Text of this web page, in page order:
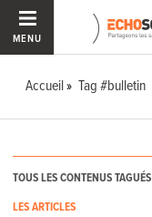
MENU
Accueil Tag #bulletin
TOUS LES CONTENUS TAGUÉS
LES ARTICLES